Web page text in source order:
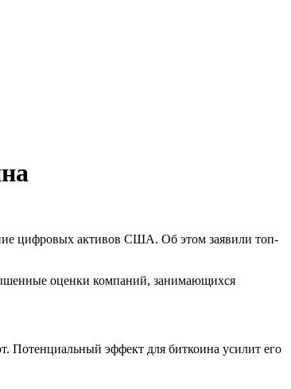
цифровых активов США. Об этом заявили топ-
оценки компаний, занимающихся
Потенциальный эффект для биткоина усилит его